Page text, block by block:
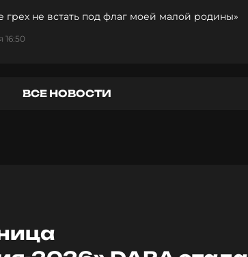
грех не встать под флаг моей малой родины»
16:50
ВСЕ НОВОСТИ